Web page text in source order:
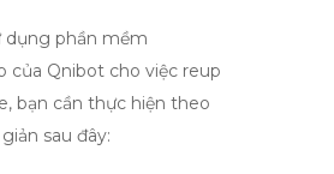
dụng phần mềm
của Qnibot cho việc reup
, bạn cần thực hiện theo
sau đây: